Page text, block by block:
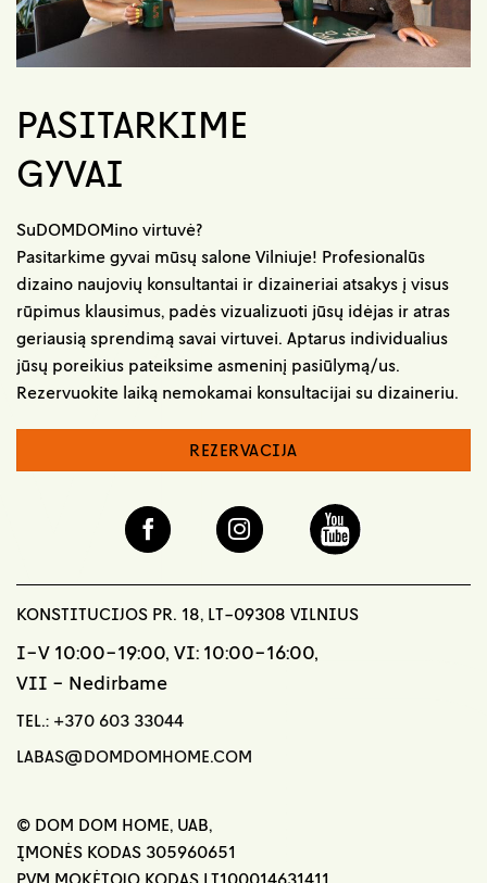
PASITARKIME
GYVAI
SuDOMDOMino virtuvė?
Pasitarkime gyvai mūsų salone Vilniuje! Profesionalūs
dizaino naujovių konsultantai ir dizaineriai atsakys į visus
rūpimus klausimus, padės vizualizuoti jūsų idėjas ir atras
geriausią sprendimą savai virtuvei. Aptarus individualius
jūsų poreikius pateiksime asmeninį pasiūlymą/us.
Rezervuokite laiką nemokamai konsultacijai su dizaineriu.
REZERVACIJA
KONSTITUCIJOS PR. 18, LT-09308 VILNIUS
I-V 10:00-19:00, VI: 10:00-16:00,
VII - Nedirbame
TEL.: +370 603 33044
LABAS@DOMDOMHOME.COM
© DOM DOM HOME, UAB,
ĮMONĖS KODAS 305960651
PVM MOKĖTOJO KODAS LT100014631411